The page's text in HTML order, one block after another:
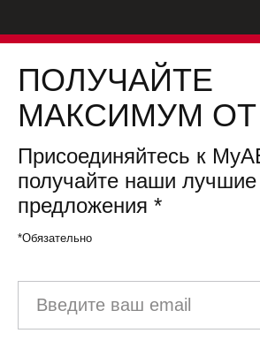
ПОЛУЧАЙТЕ
МАКСИМУМ ОТ
Присоединяйтесь к
получайте наши лучшие
предложения *
*Обязательно